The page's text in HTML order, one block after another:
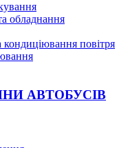
обладнання
кондиціювання повітря
АВТОБУСІВ